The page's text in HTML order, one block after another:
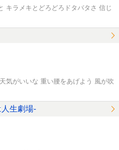
キラメキとどろどろドタバタさ 信じ
気がいいな 重い腰をあげよう 風が吹
生劇場-